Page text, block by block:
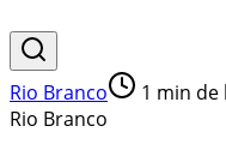
Rio Branco 1 min de
Rio Branco